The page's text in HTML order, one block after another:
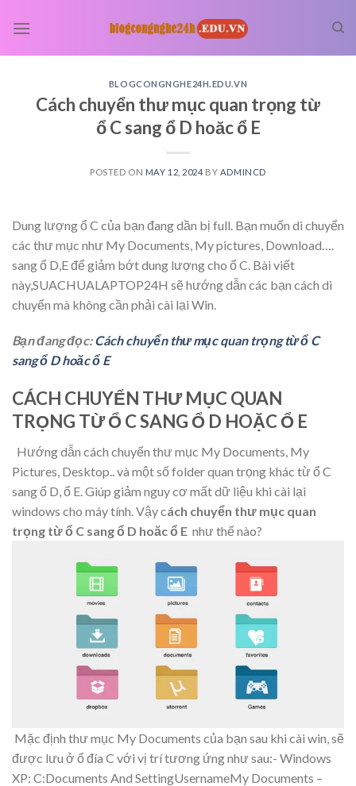
BLOGCONGNGHE24H.EDU.VN
Cách chuyển thư mục quan trọng từ
ổ C sang ổ D hoăc ổ E
POSTED ON MAY 12, 2024 BY ADMINCD
Dung lượng ổ C của bạn đang dần bị full. Bạn muốn di chuyển
các thư mục như My Documents, My pictures, Download….
sang ổ D,E để giảm bớt dung lượng cho ổ C. Bài viết
này,SUACHUALAPTOP24H sẽ hướng dẫn các bạn cách di
chuyển mà không cần phải cài lại Win.
Bạn đang đọc:Cách chuyển thư mục quan trọng từ ổ C
sang ổ D hoăc ổ E
CÁCH CHUYỂN THƯ MỤC QUAN
TRỌNG TỪ Ổ C SANG Ổ D HOẶC Ổ E
Hướng dẫn cách chuyển thư mục My Documents, My
Pictures, Desktop.. và một số folder quan trọng khác từ ổ C
sang ổ D, ổ E. Giúp giảm nguy cơ mất dữ liệu khi cài lại
windows cho máy tính. Vậy cách chuyển thư mục quan
trọng từ ổ C sang ổ D hoăc ổ E như thế nào?
Mặc định thư mục My Documents của bạn sau khi cài win, sẽ
được lưu ở ổ đía C với vị trí tương ứng như sau:- Windows
XP: C:Documents And SettingUsernameMy Documents –